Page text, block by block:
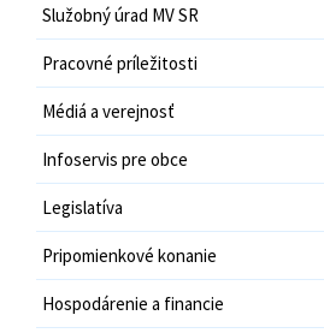
Služobný úrad MV SR
Pracovné príležitosti
Médiá a verejnosť
Infoservis pre obce
Legislatíva
Pripomienkové konanie
Hospodárenie a financie